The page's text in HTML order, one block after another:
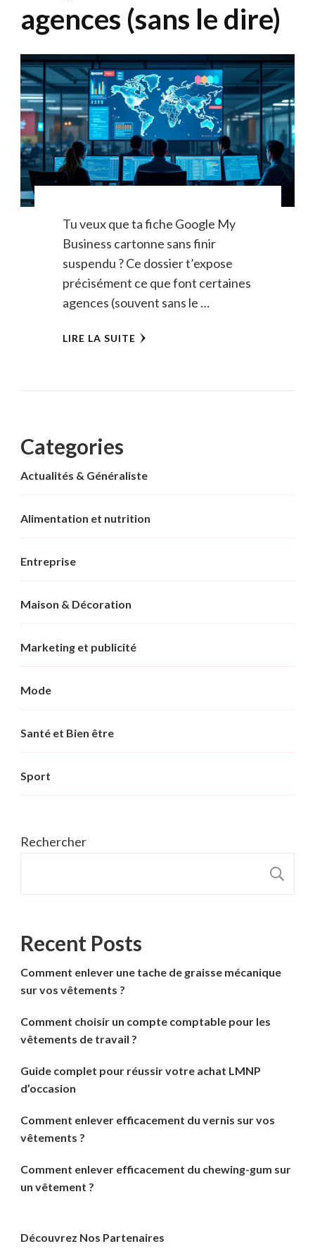
agences (sans le dire)
Tu veux que ta fiche Google My
Business cartonne sans finir
suspendu ? Ce dossier t’expose
précisément ce que font certaines
agences (souvent sans le …
LIRE LA SUITE
Categories
Actualités & Généraliste
Alimentation et nutrition
Entreprise
Maison & Décoration
Marketing et publicité
Mode
Santé et Bien être
Sport
Rechercher
Recent Posts
Comment enlever une tache de graisse mécanique
sur vos vêtements ?
Comment choisir un compte comptable pour les
vêtements de travail ?
Guide complet pour réussir votre achat LMNP
d’occasion
Comment enlever efficacement du vernis sur vos
vêtements ?
Comment enlever efficacement du chewing-gum sur
un vêtement ?
Découvrez Nos Partenaires